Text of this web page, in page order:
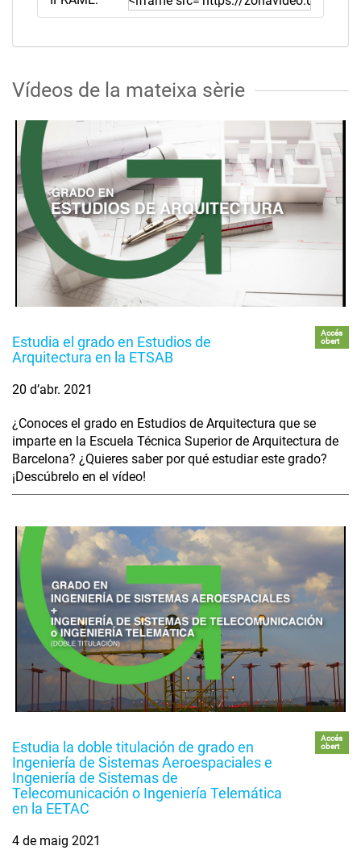
Vídeos de la mateixa sèrie
Estudia el grado en Estudios de
Arquitectura en la ETSAB
Accés
obert
20 d’abr. 2021
¿Conoces el grado en Estudios de Arquitectura que se
imparte en la Escuela Técnica Superior de Arquitectura de
Barcelona? ¿Quieres saber por qué estudiar este grado?
¡Descúbrelo en el vídeo!
Estudia la doble titulación de grado en
Ingeniería de Sistemas Aeroespaciales e
Ingeniería de Sistemas de
Telecomunicación o Ingeniería Telemática
en la EETAC
Accés
obert
4 de maig 2021